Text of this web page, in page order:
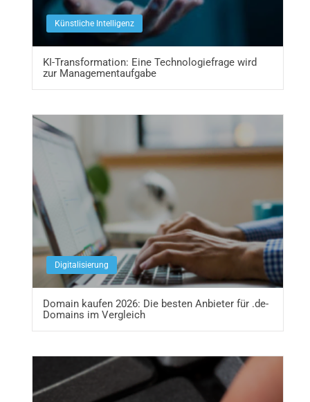
Künstliche Intelligenz
KI-Transformation: Eine Technologiefrage wird
zur Managementaufgabe
Digitalisierung
Domain kaufen 2026: Die besten Anbieter für .de-
Domains im Vergleich